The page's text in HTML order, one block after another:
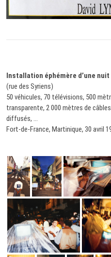
Installation éphémère d’une
(rue des Syriens)
50 véhicules, 70 télévisions, 500
transparente, 2 000 mètres de
diffusés, …
Fort-de-France, Martinique, 30 avril